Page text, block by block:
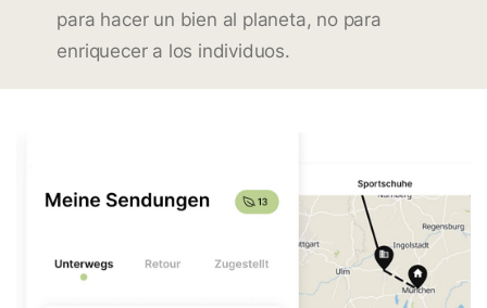
para hacer un bien al planeta, no para
enriquecer a los individuos.